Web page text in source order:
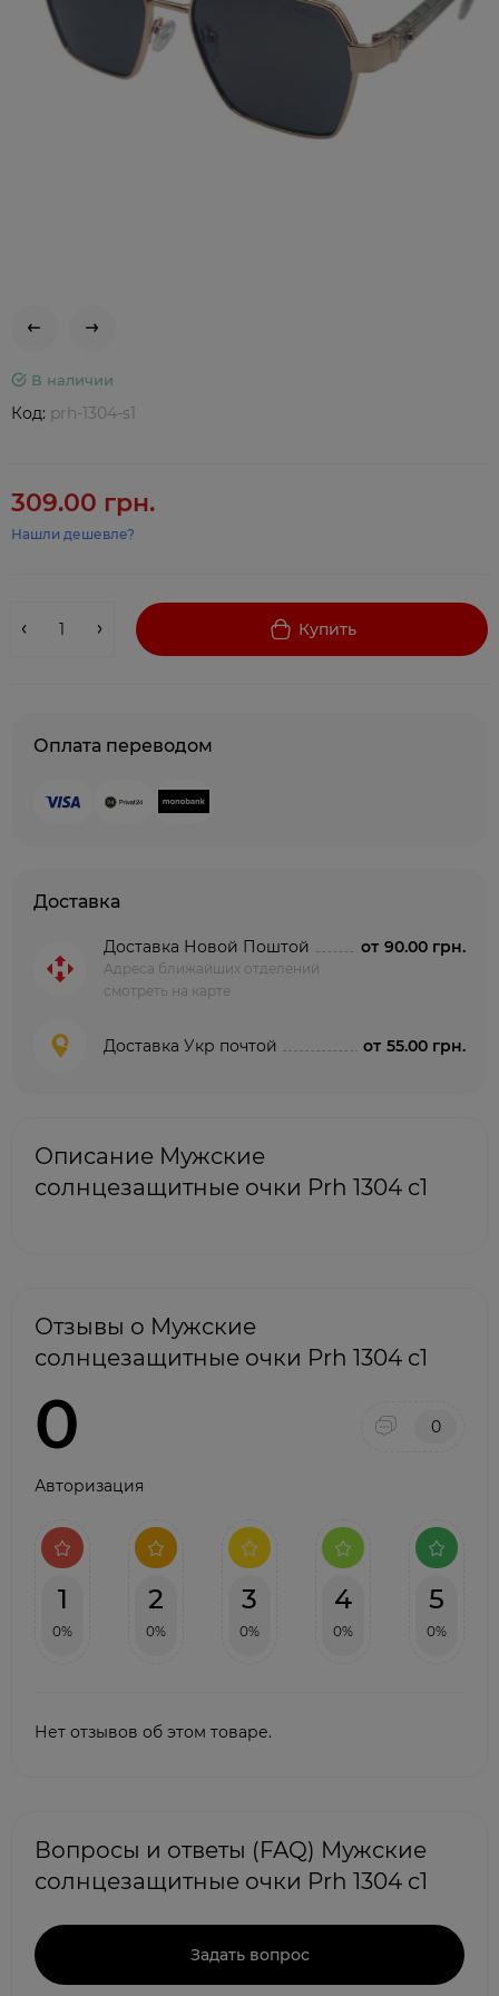
В наличии
Код: prh-1304-s1
309.00 грн.
Нашли дешевле?
Купить
Оплата переводом
Доставка
Доставка Новой Поштой
Адреса ближайших отделений
смотреть на карте
от 90.00 грн.
Доставка Укр почтой от 55.00 грн.
Описание Мужские
солнцезащитные очки Prh 1304 с1
Отзывы о Мужские
солнцезащитные очки Prh 1304 с1
0 0
Авторизация
1
0%
2
0%
3
0%
4
0%
5
0%
Нет отзывов об этом товаре.
Вопросы и ответы (FAQ) Мужские
солнцезащитные очки Prh 1304 с1
Задать вопрос